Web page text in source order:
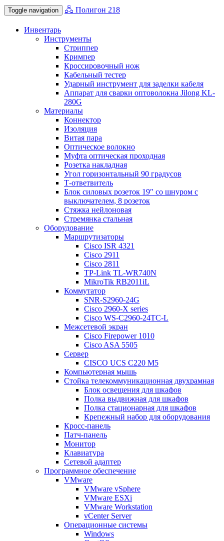
Toggle navigation 🖧 Полигон 218
Инвентарь
Инструменты
Стриппер
Кримпер
Кроссировочный нож
Кабельный тестер
Ударный инструмент для заделки кабеля
Аппарат для сварки оптоволокна Jilong KL-
280G
Материалы
Коннектор
Изоляция
Витая пара
Оптическое волокно
Муфта оптическая проходная
Розетка накладная
Угол горизонтальный 90 градусов
Т-ответвитель
Блок силовых розеток 19″ со шнуром с
выключателем, 8 розеток
Стяжка нейлоновая
Стремянка стальная
Оборудование
Маршрутизаторы
Cisco ISR 4321
Cisco 2911
Cisco 2811
TP-Link TL-WR740N
MikroTik RB2011iL
Коммутатор
SNR-S2960-24G
Cisco 2960-X series
Cisco WS-C2960-24TC-L
Межсетевой экран
Cisco Firepower 1010
Cisco ASA 5505
Сервер
CISCO UCS C220 M5
Компьютерная мышь
Стойка телекоммуникационная двухрамная
Блок освещения для шкафов
Полка выдвижная для шкафов
Полка стационарная для шкафов
Крепежный набор для оборудования
Кросс-панель
Патч-панель
Монитор
Клавиатура
Сетевой адаптер
Программное обеспечение
VMware
VMware vSphere
VMware ESXi
VMware Workstation
vCenter Server
Операционные системы
Windows